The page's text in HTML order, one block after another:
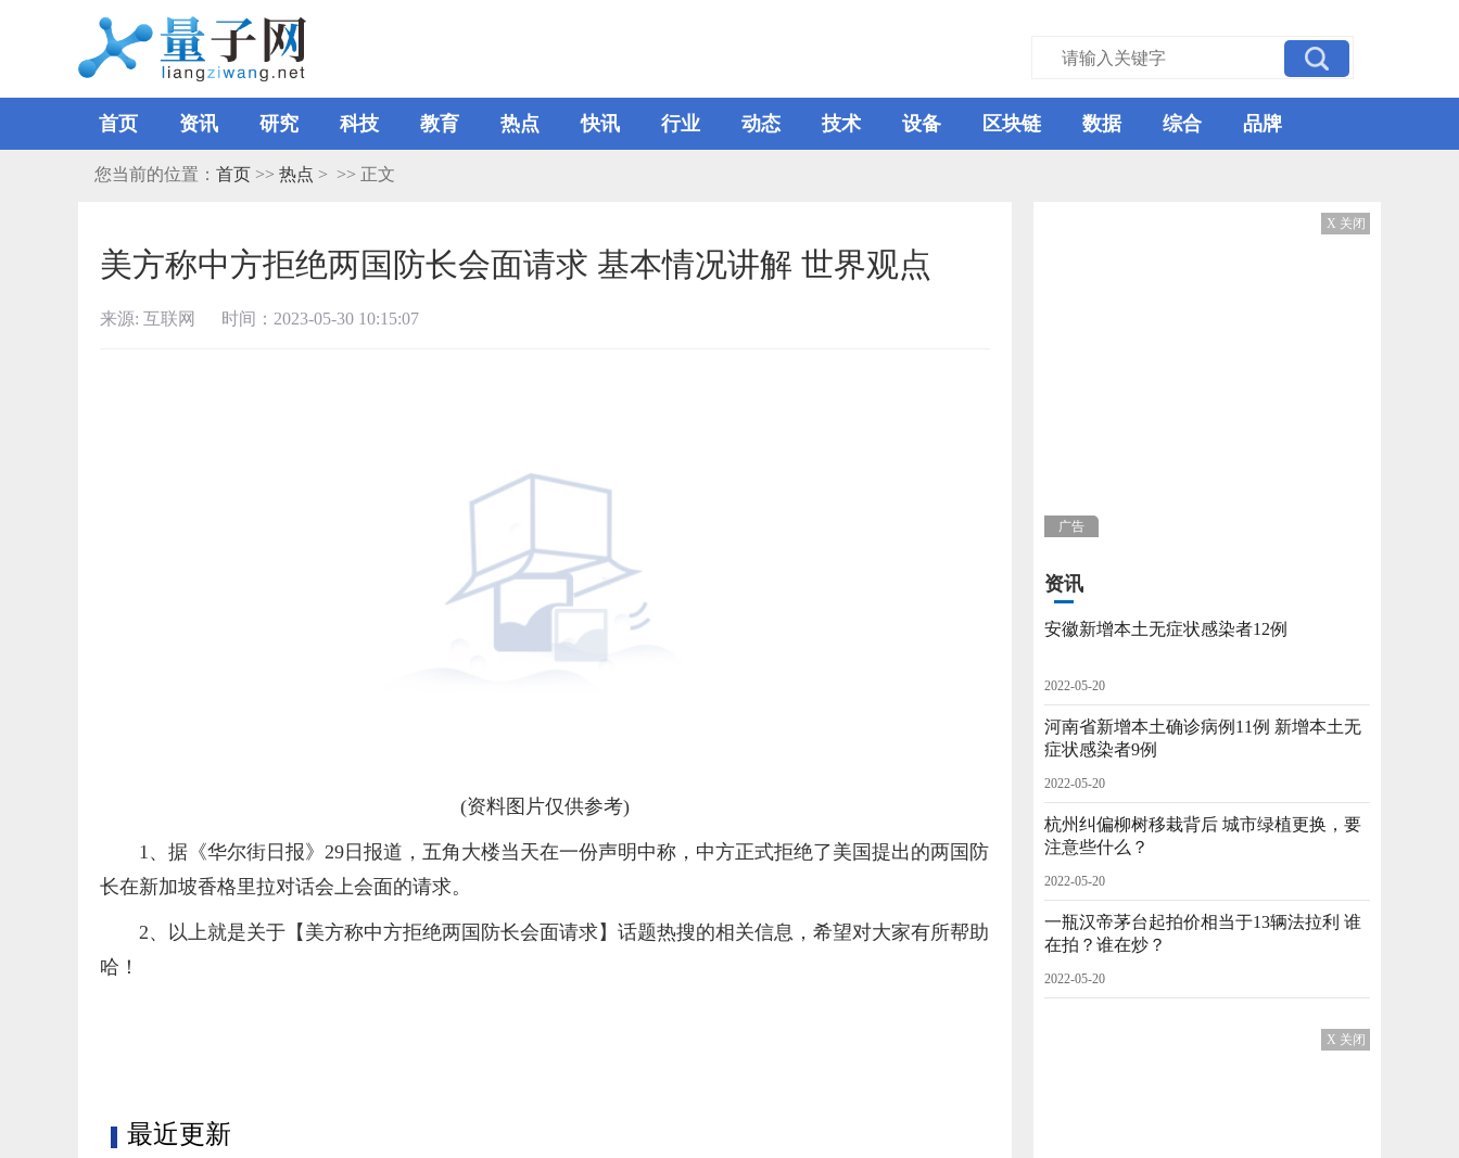
首页 资讯 研究 科技 教育 热点 快讯 行业 动态 技术 设备 区块链 数据 综合 品牌
您当前的位置： 首页 >> 热点 > >> 正文
美方称中方拒绝两国防长会面请求 基本情况讲解 世界观点
来源: 互联网 时间：2023-05-30 10:15:07
(资料图片仅供参考)
1、据《华尔街日报》29日报道，五角大楼当天在一份声明中称，中方正式拒绝了美国提出的两国防
长在新加坡香格里拉对话会上会面的请求。
2、以上就是关于【美方称中方拒绝两国防长会面请求】话题热搜的相关信息，希望对大家有所帮助
哈！
最近更新
广告
X 关闭
资讯
安徽新增本土无症状感染者12例
2022-05-20
河南省新增本土确诊病例11例 新增本土无
症状感染者9例
2022-05-20
杭州纠偏柳树移栽背后 城市绿植更换，要
注意些什么？
2022-05-20
一瓶汉帝茅台起拍价相当于13辆法拉利 谁
在拍？谁在炒？
2022-05-20
X 关闭